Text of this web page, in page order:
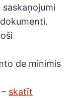
de minimis
skatīt